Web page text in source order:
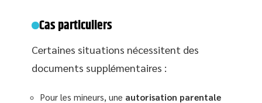
Cas particuliers
Certaines situations nécessitent des
documents supplémentaires :
Pour les mineurs, une autorisation parentale